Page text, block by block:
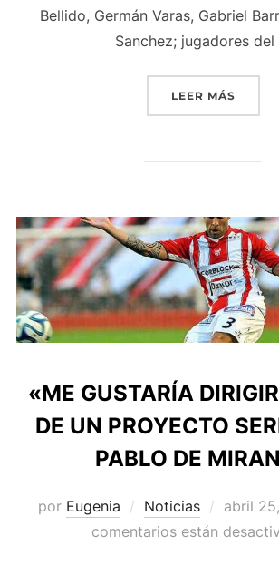
Bellido, Germán Varas, Gabriel
Sanchez; jugadores
LEER MÁS
«ME GUSTARÍA
DE UN PROYECTO
PABLO DE
por Eugenia Noticias
el
abril
comentarios están